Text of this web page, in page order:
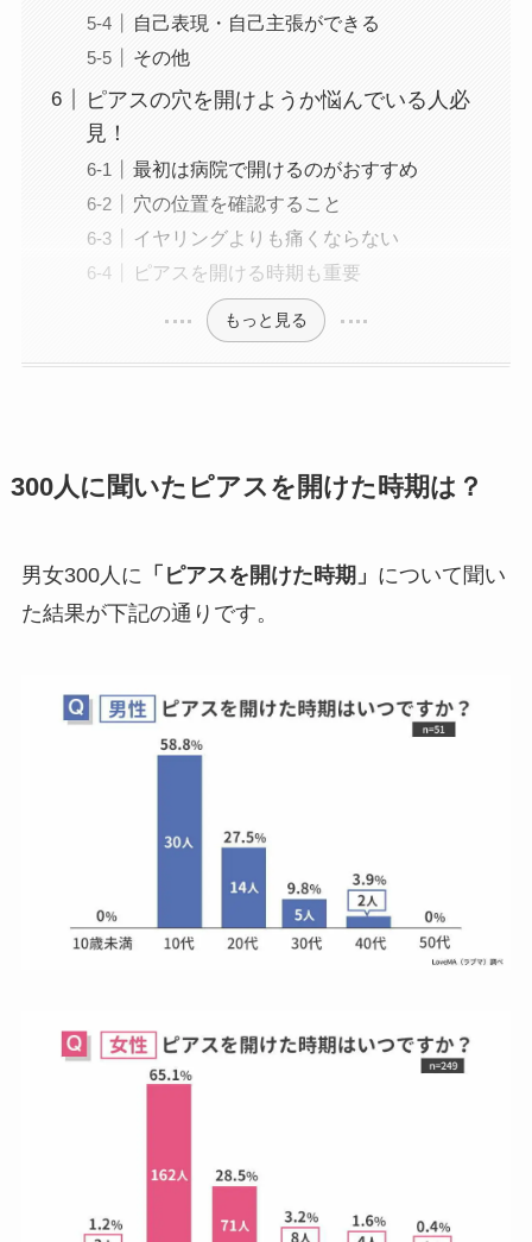
自己表現・自己主張ができる
その他
ピアスの穴を開けようか悩んでいる人必
見！
最初は病院で開けるのがおすすめ
穴の位置を確認すること
イヤリングよりも痛くならない
ピアスを開ける時期も重要
もっと見る
300人に聞いたピアスを開けた時期は？
男女300人に 「ピアスを開けた時期」 について聞い
た結果が下記の通りです。